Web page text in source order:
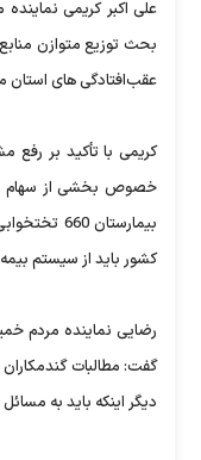
علی اکبر کریمی
بحث توزیع متوازن
عقب‌افتادگی های استان
کریمی با تأکید بر رفع
خصوص بخشی از سهام
کشور باید از سیستم
رضایی نماینده مردم
گفت: مطالبات
دیگر اینکه باید به